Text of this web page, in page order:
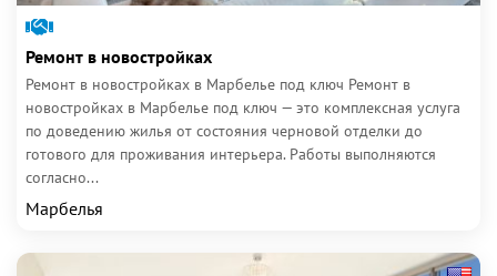
Ремонт в новостройках
Ремонт в новостройках в Марбелье под ключ Ремонт в
новостройках в Марбелье под ключ — это комплексная услуга
по доведению жилья от состояния черновой отделки до
готового для проживания интерьера. Работы выполняются
согласно...
Марбелья